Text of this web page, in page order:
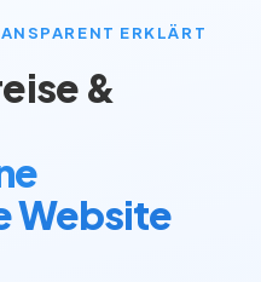
ERKLÄRT
&
Website